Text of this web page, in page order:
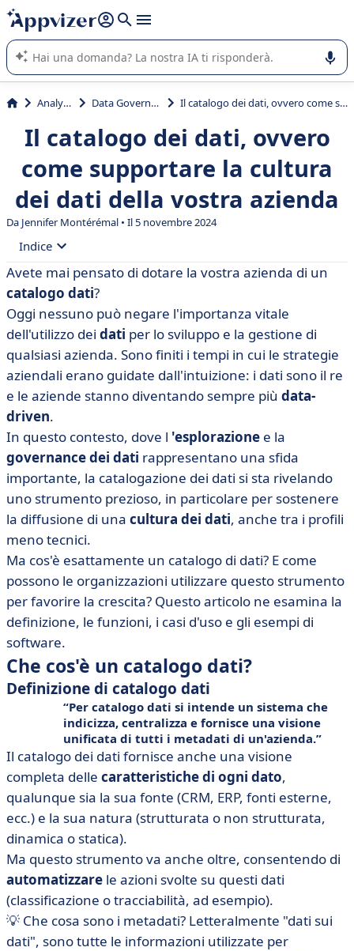
righe con
shift + enter
L'IA di Appvizer vi guida nell'utilizzo o nella scelta di un
software SaaS per la vostra azienda.
Analytics Data Governance Il catalogo dei dati, ovvero come supportare la cultura dei dati della vostra azienda
Il catalogo dei dati, ovvero
come supportare la cultura
dei dati della vostra azienda
Da Jennifer Montérémal • Il 5 novembre 2024
Indice
• Che cos'è un catalogo dati?
• Vantaggi del catalogo dati
• Utenti e usi funzionali del catalogo dati in azienda
• Catalogo dati: quale soluzione scegliere?
Avete mai pensato di dotare la vostra azienda di un
catalogo dati?
Oggi nessuno può negare l'importanza vitale
dell'utilizzo dei dati per lo sviluppo e la gestione di
qualsiasi azienda. Sono finiti i tempi in cui le strategie
aziendali erano guidate dall'intuizione: i dati sono il re
e le aziende stanno diventando sempre più data-
driven.
In questo contesto, dove l 'esplorazione e la
governancedei dati rappresentano una sfida
importante, la catalogazione dei dati si sta rivelando
uno strumento prezioso, in particolare per sostenere
la diffusione di una cultura dei dati, anche tra i profili
meno tecnici.
Ma cos'è esattamente un catalogo di dati? E come
possono le organizzazioni utilizzare questo strumento
per favorire la crescita? Questo articolo ne esamina la
definizione, le funzioni, i casi d'uso e gli esempi di
software.
Che cos'è un catalogo dati?
Definizione di catalogo dati
Per catalogo dati si intende un sistema che
indicizza, centralizza e fornisce una visione
unificata di tutti i metadati di un'azienda.
Il catalogo dei dati fornisce anche una visione
completa delle caratteristiche di ogni dato,
qualunque sia la sua fonte (CRM, ERP, fonti esterne,
ecc.) e la sua natura (strutturata o non strutturata,
dinamica o statica).
Ma questo strumento va anche oltre, consentendo di
automatizzare le azioni svolte su questi dati
(classificazione o tracciabilità, ad esempio).
💡 Che cosa sono i metadati? Letteralmente "dati sui
dati", sono tutte le informazioni utilizzate per